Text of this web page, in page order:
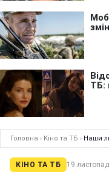
Головна › Кіно та ТБ › Наши
КІНО ТА ТБ 19